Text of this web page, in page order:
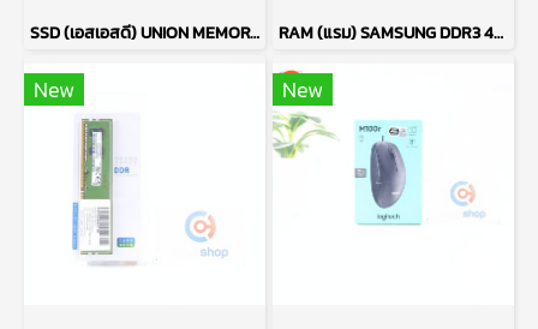
SSD (เอสเอสดี) UNION MEMORY AM610 256GB PCIe NVMe M.2 2242 P17765 RAM (แรม) SAMSUNG DDR3 4GB (4GBX1) 1600MHz 8CHIP (ของใหม่) P17764
New New